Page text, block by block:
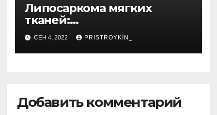
Липосаркома мягких
тканей:
высокодифференцированн
ая, плеоморфная,
миксоидная
СЕН 4, 2022 PRISTROYKIN_
Добавить комментарий